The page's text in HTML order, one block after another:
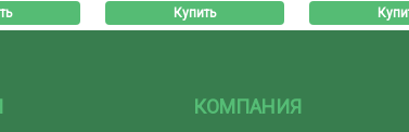
Купить
КОМПАНИЯ